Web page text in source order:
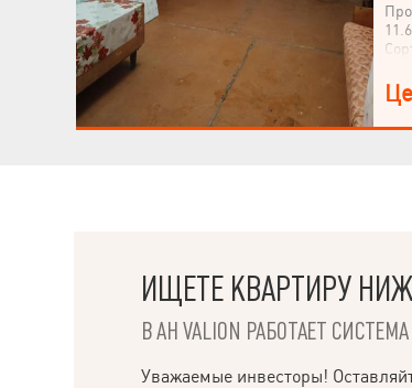
ИЩЕТЕ КВАРТИРУ
В АН VALION РАБОТАЕТ
Уважаемые инвесторы!